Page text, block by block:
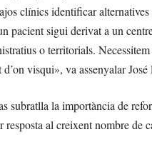
clínics identificar
pacient sigui derivat a un
o territorials.
visqui», va assenyalar
subratlla la importància de
resposta al creixent nombre de